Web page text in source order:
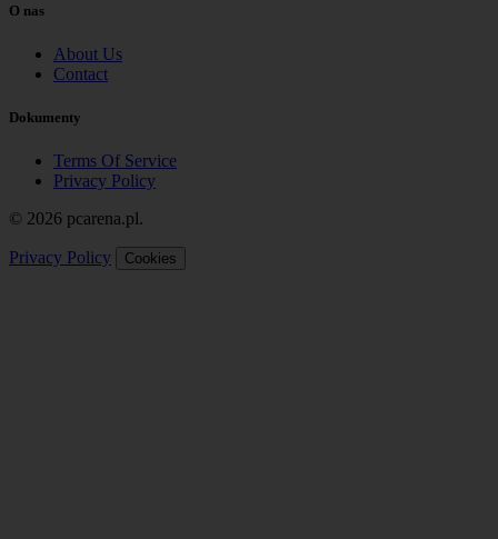
O nas
About Us
Contact
Dokumenty
Terms Of Service
Privacy Policy
© 2026 pcarena.pl.
Privacy Policy Cookies